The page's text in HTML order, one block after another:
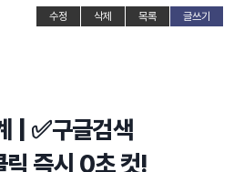
수정 삭제 목록 글쓰기
| ✅구글검색
릭 즉시 0초 컷!